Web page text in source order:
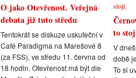
O jako Otevřenost. Veřejná
debata již tuto středu
Tentokrát se diskuze uskuteční v
Café Paradigma na Marešové 8
(za FSS), ve středu 11. června od
18 hodin. Otevřenost má být dle
to
V
době
To si